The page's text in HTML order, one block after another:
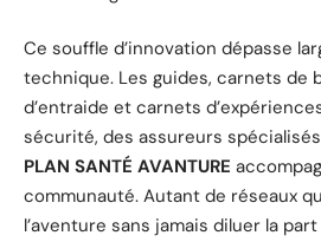
Ce souffle d’innovation dépasse
technique. Les guides, carnets de
d’entraide et carnets
sécurité, des assureurs
PLAN SANTÉ AVANTURE
communauté. Autant de réseaux
l’aventure sans jamais diluer la